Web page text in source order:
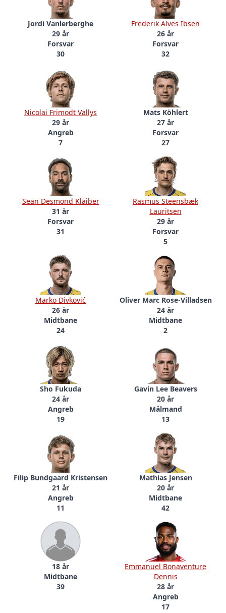
Jordi Vanlerberghe
29 år
Forsvar
30
Frederik Alves Ibsen
26 år
Forsvar
32
Nicolai Frimodt Vallys
29 år
Angreb
7
Mats Köhlert
27 år
Forsvar
27
Sean Desmond Klaiber
31 år
Forsvar
31
Rasmus Steensbæk
Lauritsen
29 år
Forsvar
5
Marko Divković
26 år
Midtbane
24
Oliver Marc Rose-Villadsen
24 år
Midtbane
2
Sho Fukuda
24 år
Angreb
19
Gavin Lee Beavers
20 år
Målmand
13
Filip Bundgaard Kristensen
21 år
Angreb
11
Mathias Jensen
20 år
Midtbane
42
18 år
Midtbane
39
Emmanuel Bonaventure
Dennis
28 år
Angreb
17